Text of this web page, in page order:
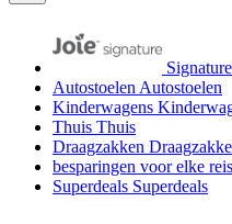
Signature
Autostoelen Autostoelen
Kinderwagens
Thuis Thuis
Draagzakken
besparingen voor elke reis
Superdeals Superdeals